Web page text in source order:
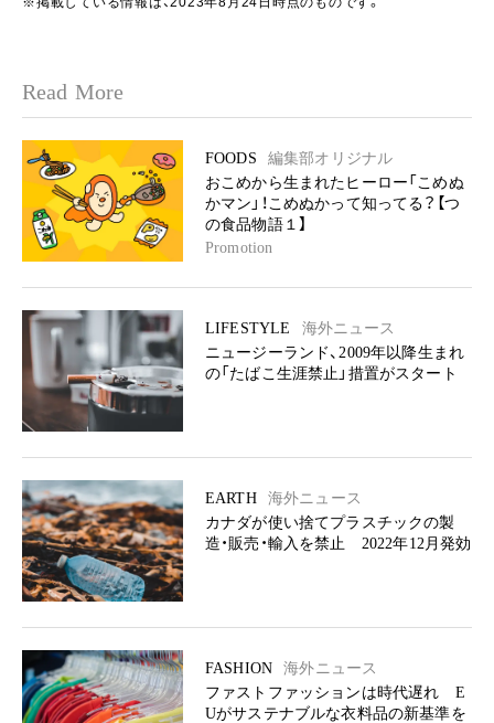
Read More
FOODS
編集部オリジナル
おこめから生まれたヒーロー「こめぬ
かマン」！こめぬかって知ってる？【つ
の食品物語１】
Promotion
LIFESTYLE
海外ニュース
ニュージーランド、2009年以降生まれ
の「たばこ生涯禁止」措置がスタート
EARTH
海外ニュース
カナダが使い捨てプラスチックの製
造・販売・輸入を禁止 2022年12月発効
FASHION
海外ニュース
ファストファッションは時代遅れ E
Uがサステナブルな衣料品の新基準を